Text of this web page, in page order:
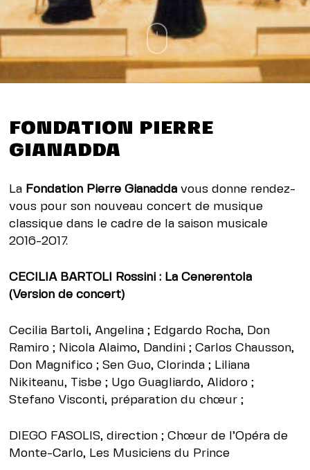
FONDATION PIERRE
GIANADDA
La Fondation Pierre Gianadda vous donne rendez-
vous pour son nouveau concert de musique
classique dans le cadre de la saison musicale
2016-2017.
CECILIA BARTOLI Rossini : La Cenerentola
(Version de concert)
Cecilia Bartoli, Angelina ; Edgardo Rocha, Don
Ramiro ; Nicola Alaimo, Dandini ; Carlos Chausson,
Don Magnifico ; Sen Guo, Clorinda ; Liliana
Nikiteanu, Tisbe ; Ugo Guagliardo, Alidoro ;
Stefano Visconti, préparation du chœur ;
DIEGO FASOLIS, direction ; Chœur de l’Opéra de
Monte-Carlo, Les Musiciens du Prince